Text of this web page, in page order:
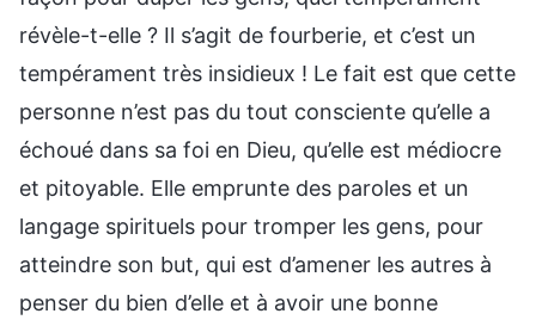
révèle-t-elle ? Il s’agit de fourberie, et c’est un
tempérament très insidieux ! Le fait est que cette
personne n’est pas du tout consciente qu’elle a
échoué dans sa foi en Dieu, qu’elle est médiocre
et pitoyable. Elle emprunte des paroles et un
langage spirituels pour tromper les gens, pour
atteindre son but, qui est d’amener les autres à
penser du bien d’elle et à avoir une bonne